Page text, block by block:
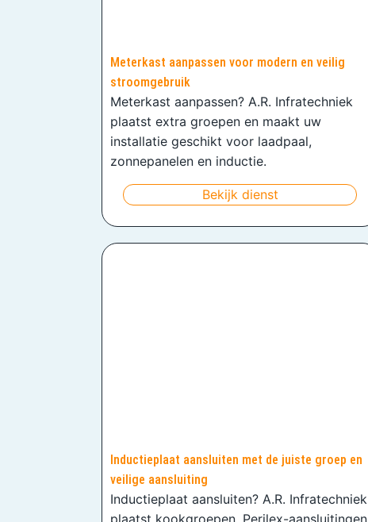
Meterkast aanpassen voor modern en veilig
stroomgebruik
Meterkast aanpassen? A.R. Infratechniek
plaatst extra groepen en maakt uw
installatie geschikt voor laadpaal,
zonnepanelen en inductie.
Bekijk dienst
Inductieplaat aansluiten met de juiste groep en
veilige aansluiting
Inductieplaat aansluiten? A.R. Infratechniek